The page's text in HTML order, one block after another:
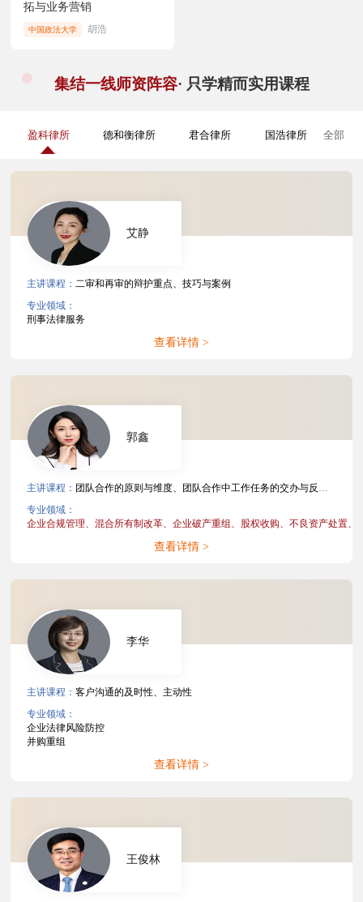
拓与业务营销
中国政法大学 胡浩
集结一线师资阵容· 只学精而实用课程
盈科律所 德和衡律所 君合律所 国浩律所 全部
主讲课程：二审和再审的辩护重点、技巧与案例
专业领域：
刑事法律服务
查看详情 >
艾静
主讲课程： 团队合作的原则与维度、团队合作中工作任务的交办与反馈、团队合作中错误或批评的处理、非诉项目文件管理、争议解决案件文件管理
专业领域：
企业合规管理、混合所有制改革、企业破产重组、 股权收购、不良资产处置、
查看详情 >
郭鑫
主讲课程：客户沟通的及时性、主动性
专业领域：
企业法律风险防控
并购重组
查看详情 >
李华
王俊林